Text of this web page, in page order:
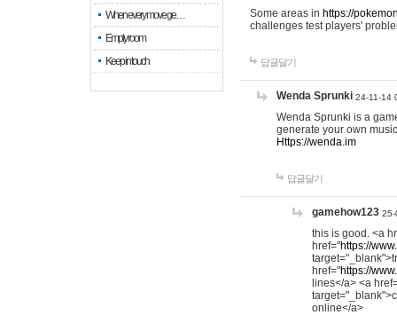
When every move ge…
Empty room
Keep in touch
Some areas in https://
challenges test players'
답글달기
Wenda Sprunki 24-11-14
Wenda Sprunki is a
generate your own
Https://wenda.im
답글달기
gamehow123 25-
this is good. <a
href="https://
href="https://
lines</a> <a
online</a>